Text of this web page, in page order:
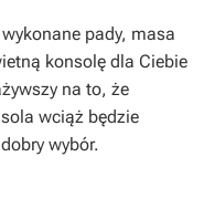
pady, masa
konsolę dla Ciebie
na to, że
wciąż będzie
wybór.